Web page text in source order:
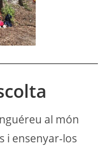
al món
i ensenyar-los